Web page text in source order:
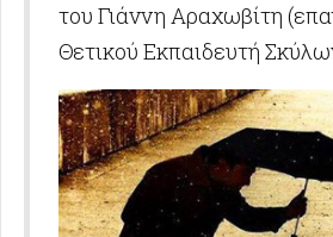
του Γιάννη Αραχωβίτη
Θετικού Εκπαιδευτή